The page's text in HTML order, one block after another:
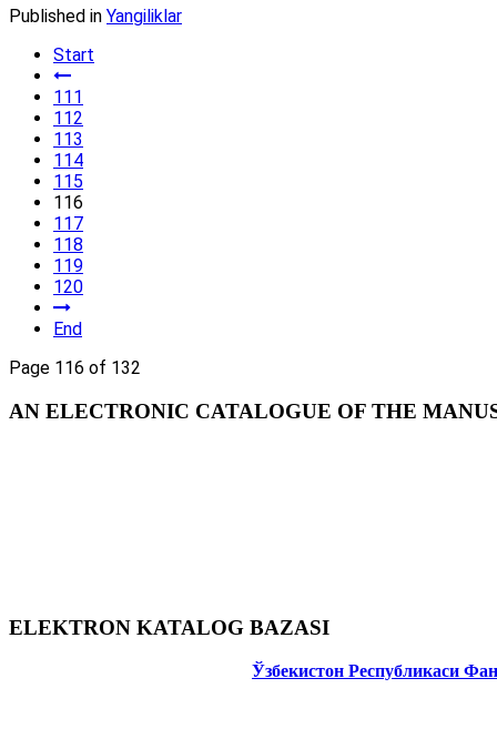
Published in Yangiliklar
Start
111
112
113
114
115
116
117
118
119
120
End
Page 116 of 132
AN ELECTRONIC CATALOGUE OF THE
ELEKTRON KATALOG BAZASI
Ўзбекистон Республикаси